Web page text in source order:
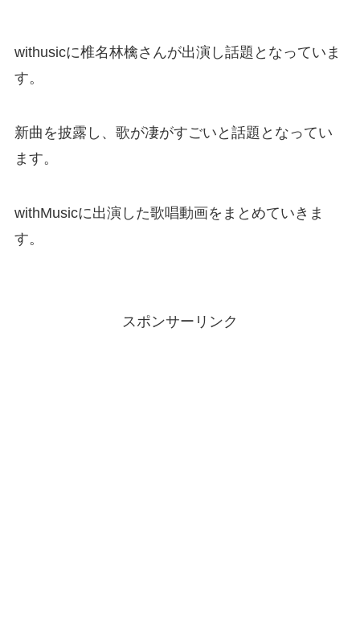
withusicに椎名林檎さんが出演し話題となっていま
す。
新曲を披露し、歌が凄がすごいと話題となってい
ます。
withMusicに出演した歌唱動画をまとめていきま
す。
スポンサーリンク